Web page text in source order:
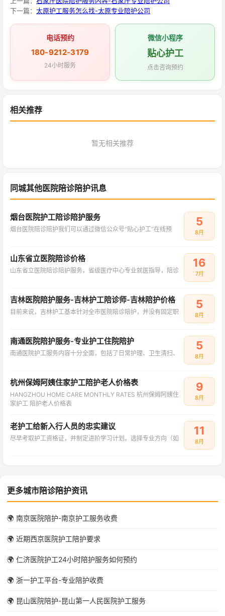
下一篇： 太原护工服务怎么找-太原专业陪护公司
电话预约
180-9212-3179
24小时服务
微信小程序
贴心护工
点击咨询预约
相关推荐
暂无相关推荐
同城其他医院陪诊陪护讯息
烟台医院护工陪诊陪护服务
烟台医院陪诊陪护我们可以通过微信公众号“贴心护工”在线预
5
8月
山东省立医院陪诊价格
山东省立医院陪诊陪护服务，省级医疗中心专业就医指导，陪诊
16
7月
吉林医院陪护服务-吉林护工陪诊师-吉林陪护价格
目前来说，吉林护工基本针对全市医院陪诊陪护，并没有固定职
5
8月
南通医院陪护服务-专业护工住院陪护
南通医院护工服务内容十分全面，包括了日常护理、卫生清扫、
5
8月
杭州保姆阿姨住家护工陪护老人价格表
HANGZHOU HOME CARE MONTHLY RATES 杭州保姆阿姨住
家护工 陪护老人价格表
9
8月
老护工给新入行人员的忠实建议
尽早考取护工资格证，并制定进阶学习计划。选择专业方向（如
11
8月
更多城市陪诊陪护资讯
🌍 南京医院陪护-南京护工服务收费
🌍 近期西京医院护工陪护要求
🌍 仁济医院护工24小时陪护服务如何预约
🌍 浙一护工平台-专业陪护收费
🌍 昆山医院陪护-昆山第一人民医院护工服务